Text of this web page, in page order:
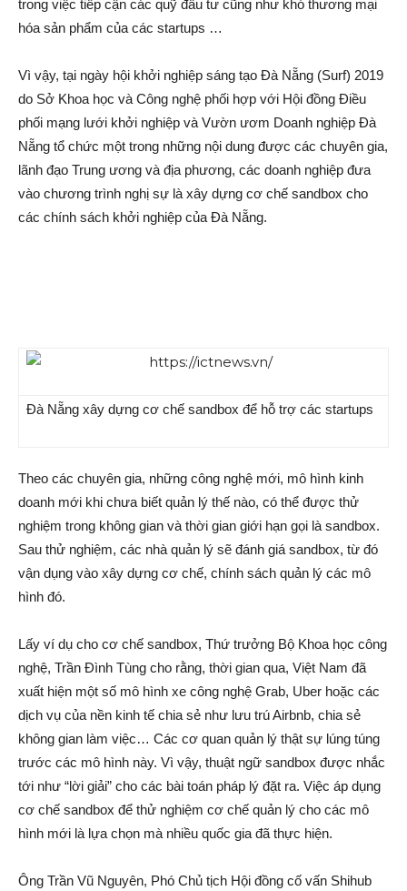
trong việc tiếp cận các quỹ đầu tư cũng như khó thương mại
hóa sản phẩm của các startups …
Vì vậy, tại ngày hội khởi nghiệp sáng tạo Đà Nẵng (Surf) 2019
do Sở Khoa học và Công nghệ phối hợp với Hội đồng Điều
phối mạng lưới khởi nghiệp và Vườn ươm Doanh nghiệp Đà
Nẵng tổ chức một trong những nội dung được các chuyên gia,
lãnh đạo Trung ương và địa phương, các doanh nghiệp đưa
vào chương trình nghị sự là xây dựng cơ chế sandbox cho
các chính sách khởi nghiệp của Đà Nẵng.
Đà Nẵng xây dựng cơ chế sandbox để hỗ trợ các startups
Theo các chuyên gia, những công nghệ mới, mô hình kinh
doanh mới khi chưa biết quản lý thế nào, có thể được thử
nghiệm trong không gian và thời gian giới hạn gọi là sandbox.
Sau thử nghiệm, các nhà quản lý sẽ đánh giá sandbox, từ đó
vận dụng vào xây dựng cơ chế, chính sách quản lý các mô
hình đó.
Lấy ví dụ cho cơ chế sandbox, Thứ trưởng Bộ Khoa học công
nghệ, Trần Đình Tùng cho rằng, thời gian qua, Việt Nam đã
xuất hiện một số mô hình xe công nghệ Grab, Uber hoặc các
dịch vụ của nền kinh tế chia sẻ như lưu trú Airbnb, chia sẻ
không gian làm việc… Các cơ quan quản lý thật sự lúng túng
trước các mô hình này. Vì vậy, thuật ngữ sandbox được nhắc
tới như “lời giải” cho các bài toán pháp lý đặt ra. Việc áp dụng
cơ chế sandbox để thử nghiệm cơ chế quản lý cho các mô
hình mới là lựa chọn mà nhiều quốc gia đã thực hiện.
Ông Trần Vũ Nguyên, Phó Chủ tịch Hội đồng cố vấn Shihub